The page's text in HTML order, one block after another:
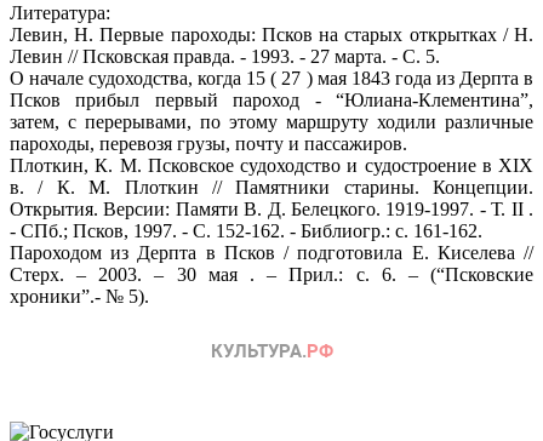
Литература:
Левин, Н. Первые пароходы: Псков на старых открытках / Н.
Левин // Псковская правда. - 1993. - 27 марта. - С. 5.
О начале судоходства, когда 15 ( 27 ) мая 1843 года из Дерпта в
Псков прибыл первый пароход - “Юлиана-Клементина”,
затем, с перерывами, по этому маршруту ходили различные
пароходы, перевозя грузы, почту и пассажиров.
Плоткин, К. М. Псковское судоходство и судостроение в XIX
в. / К. М. Плоткин // Памятники старины. Концепции.
Открытия. Версии: Памяти В. Д. Белецкого. 1919-1997. - Т. II .
- СПб.; Псков, 1997. - С. 152-162. - Библиогр.: с. 161-162.
Пароходом из Дерпта в Псков / подготовила Е. Киселева //
Стерх. – 2003. – 30 мая . – Прил.: с. 6. – (“Псковские
хроники”.- № 5).